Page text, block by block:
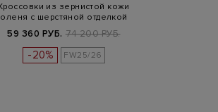
из зернистой кожи
оленя с шерстяной отделкой
59 360 РУБ. 74 200 РУБ.
-20% FW25/26